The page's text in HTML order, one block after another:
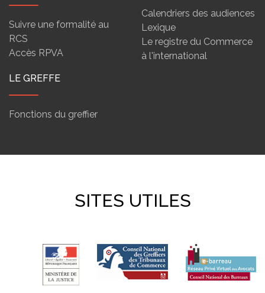
Suivre une formalité au
RCS
Accès RPVA
Calendriers des audiences
Lexique
Le registre du Commerce
à l'international
LE GREFFE
Fonctions du greffier
SITES UTILES